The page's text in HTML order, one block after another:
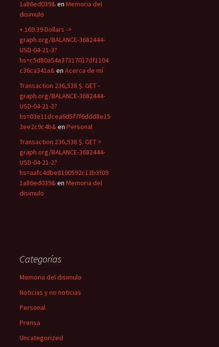
1a86ed039&en Memoria del
disimulo
+ 169.39 Dollars ->
graph.org/BALANCE-3682444-
USD-04-21-3?
hs=c5d80a54a37317017df1104
c36ca341a&en Acerca de mí
Transaction 236,538 $. GET -
graph.org/BALANCE-3682444-
USD-04-21-2?
hs=03e11dcea6d5f7f6ddd8e15
2ee2c9c4b&en Personal
Transaction 236,538 $. GET >
graph.org/BALANCE-3682444-
USD-04-21-2?
hs=aafc4dbe8190592c13b3f09
1a86ed039&en Memoria del
disimulo
Categorías
Memoria del disimulo
Noticias y no noticias
Personal
Prensa
Uncategorized